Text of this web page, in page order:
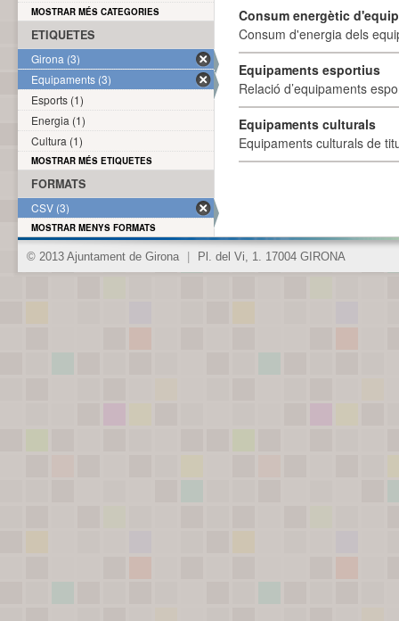
Consum energètic
Consum d'energia dels
Equipaments esportius
Relació d’equipaments
Equipaments culturals
Equipaments culturals de
MOSTRAR MÉS CATEGORIES
ETIQUETES
Girona (3)
Equipaments (3)
Esports (1)
Energia (1)
Cultura (1)
MOSTRAR MÉS ETIQUETES
FORMATS
CSV (3)
MOSTRAR MENYS FORMATS
© 2013 Ajuntament de Girona Pl. del Vi, 1. 17004 GIRONA